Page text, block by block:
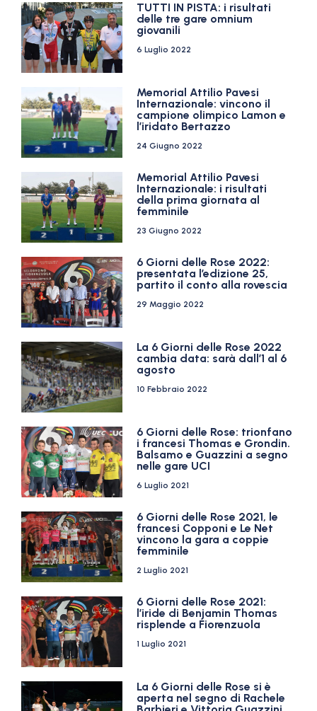
TUTTI IN PISTA: i risultati
delle tre gare omnium
giovanili
6 Luglio 2022
Memorial Attilio Pavesi
Internazionale: vincono il
campione olimpico Lamon e
l’iridato Bertazzo
24 Giugno 2022
Memorial Attilio Pavesi
Internazionale: i risultati
della prima giornata al
femminile
23 Giugno 2022
6 Giorni delle Rose 2022:
presentata l’edizione 25,
partito il conto alla rovescia
29 Maggio 2022
La 6 Giorni delle Rose 2022
cambia data: sarà dall’1 al 6
agosto
10 Febbraio 2022
6 Giorni delle Rose: trionfano
i francesi Thomas e Grondin.
Balsamo e Guazzini a segno
nelle gare UCI
6 Luglio 2021
6 Giorni delle Rose 2021, le
francesi Copponi e Le Net
vincono la gara a coppie
femminile
2 Luglio 2021
6 Giorni delle Rose 2021:
l’iride di Benjamin Thomas
risplende a Fiorenzuola
1 Luglio 2021
La 6 Giorni delle Rose si è
aperta nel segno di Rachele